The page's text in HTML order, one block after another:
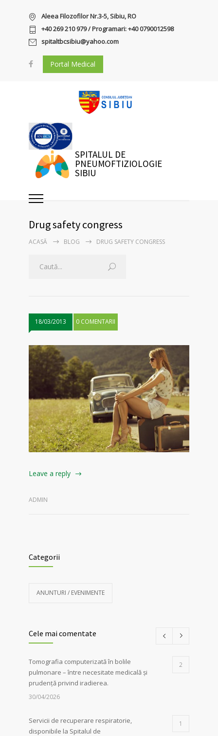
Aleea Filozofilor Nr.3-5, Sibiu, RO
+40 269 210 979 / Programari: +40 0790012598
spitaltbcsibiu@yahoo.com
Portal Medical
SPITALUL DE
PNEUMOFTIZIOLOGIE
SIBIU
Drug safety congress
ACASĂ BLOG DRUG SAFETY CONGRESS
18/03/2013 0 COMENTARII
Leave a reply
ADMIN
Categorii
ANUNTURI / EVENIMENTE
Cele mai comentate
Tomografia computerizată în bolile
pulmonare – între necesitate medicală și
prudență privind iradierea.
2
30/04/2026
Servicii de recuperare respiratorie,
disponibile la Spitalul de
1